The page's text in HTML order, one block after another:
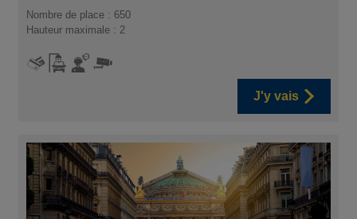
Nombre de place : 650
Hauteur maximale : 2
J'y vais